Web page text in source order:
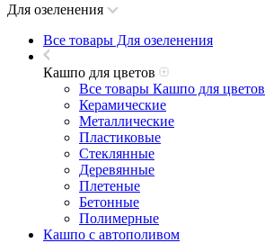
Для озеленения
Все товары Для озеленения
Кашпо для цветов
Все товары Кашпо для цветов
Керамические
Металлические
Пластиковые
Стеклянные
Деревянные
Плетеные
Бетонные
Полимерные
Кашпо с автополивом